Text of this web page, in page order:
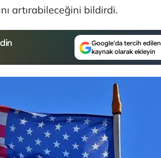
artırabileceğini bildirdi.
Google'da tercih edilen
kaynak olarak ekleyin